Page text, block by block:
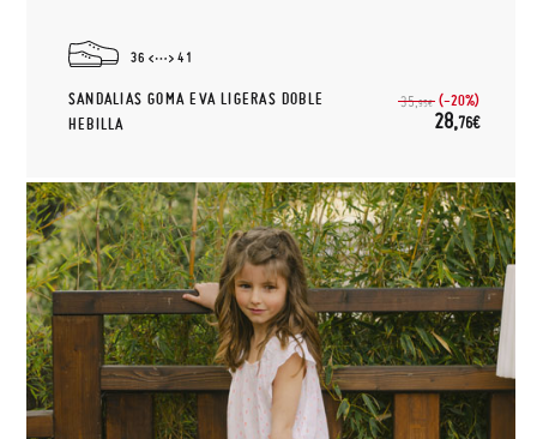
36 41
SANDALIAS GOMA EVA LIGERAS DOBLE
HEBILLA
35,95€ (-20%)
28,76€